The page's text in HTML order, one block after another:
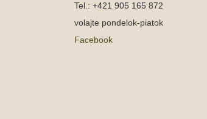
Tel.: +421 905 165 872
volajte pondelok-piatok
Facebook